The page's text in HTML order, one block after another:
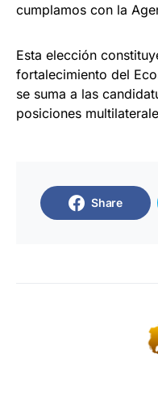
cumplamos con la
Esta elección
fortalecimiento del
se suma a las
posiciones
Share